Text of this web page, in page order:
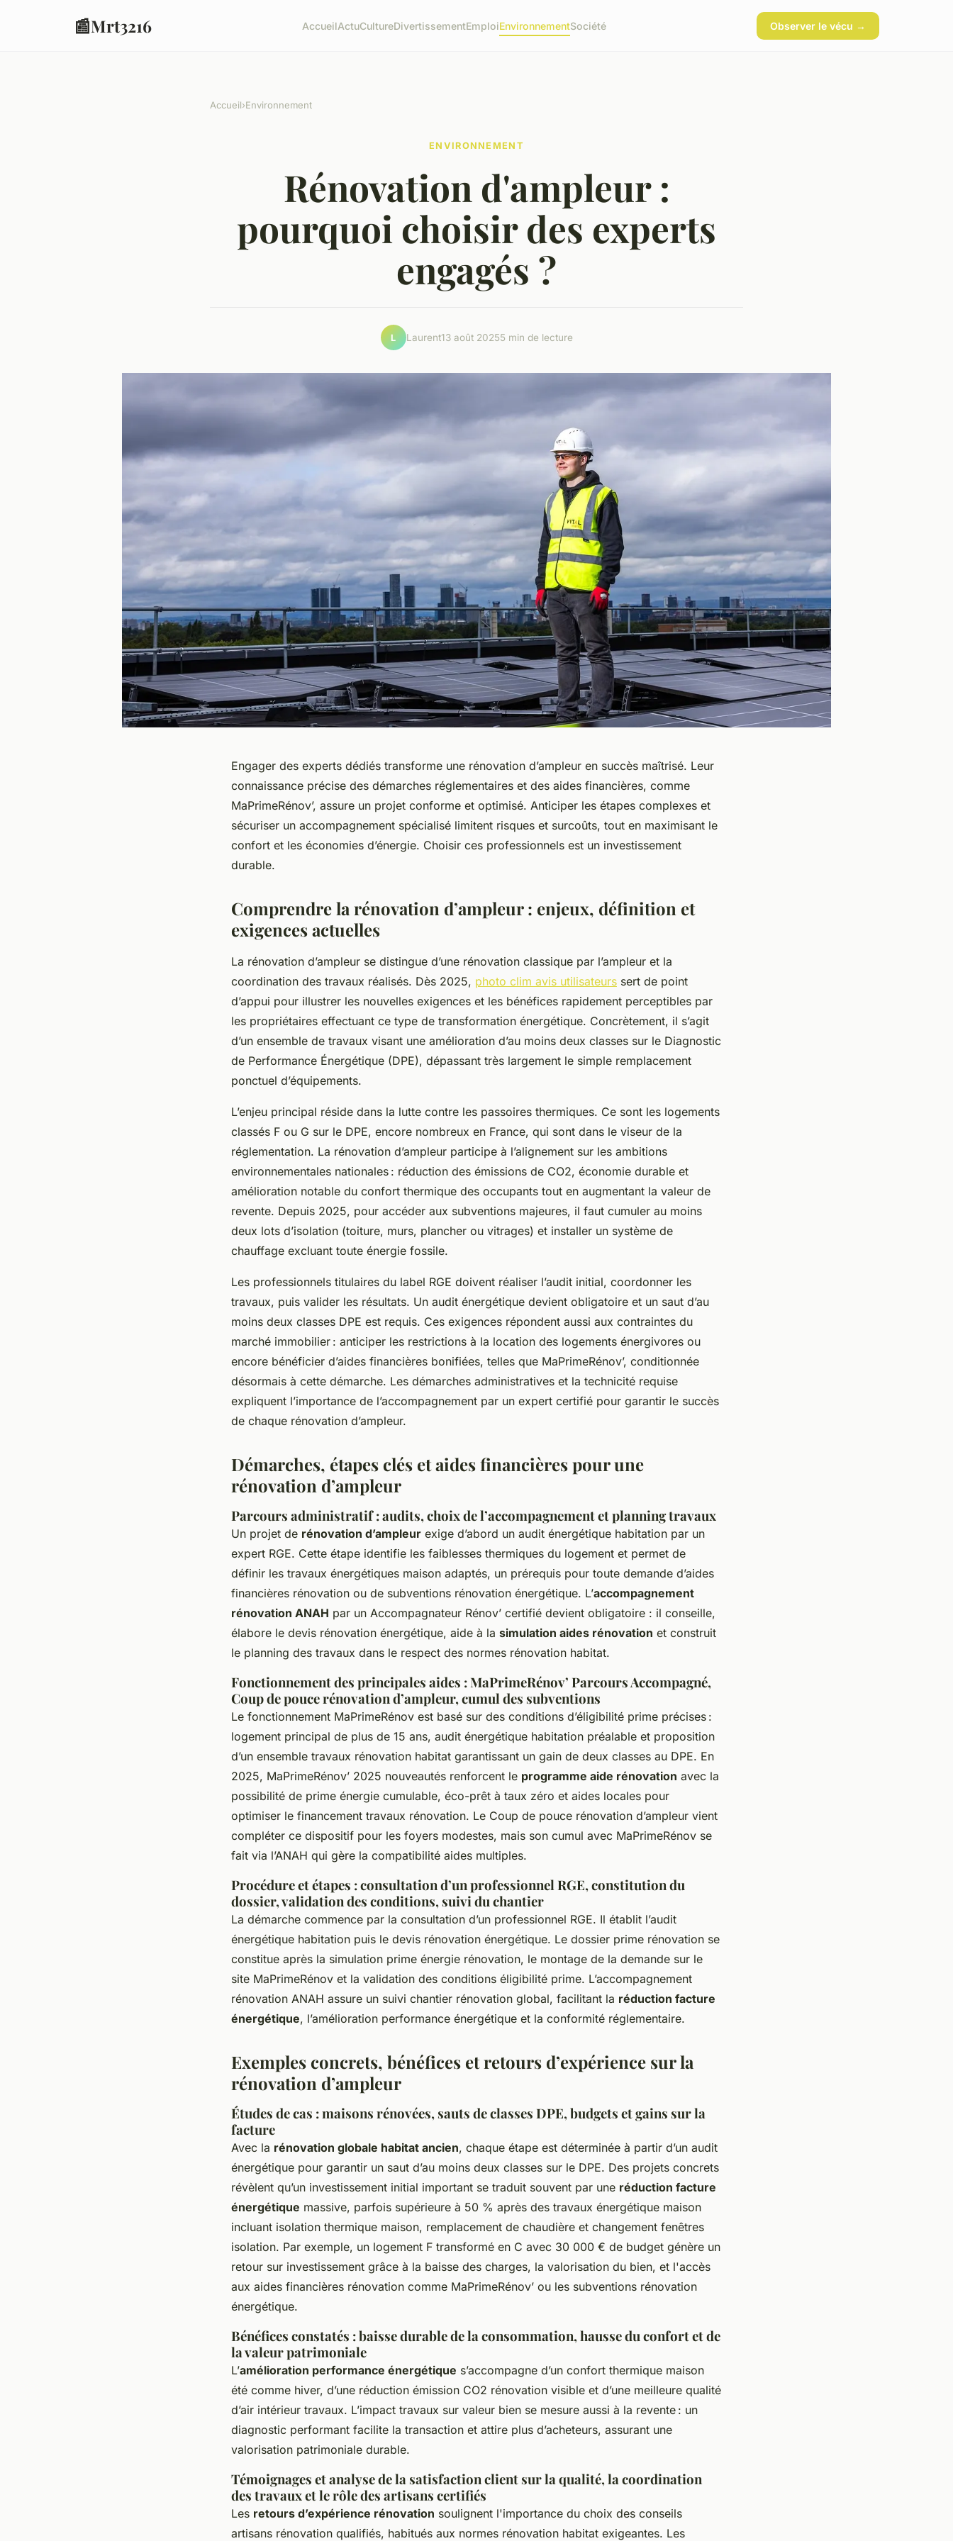
📰Mrt3216 AccueilActuCultureDivertissementEmploiEnvironnementSociété Observer le vécu →
Accueil›Environnement
ENVIRONNEMENT
Rénovation d'ampleur :
pourquoi choisir des experts
engagés ?
L Laurent13 août 20255 min de lecture
Engager des experts dédiés transforme une rénovation d’ampleur en succès maîtrisé. Leur
connaissance précise des démarches réglementaires et des aides financières, comme
MaPrimeRénov’, assure un projet conforme et optimisé. Anticiper les étapes complexes et
sécuriser un accompagnement spécialisé limitent risques et surcoûts, tout en maximisant le
confort et les économies d’énergie. Choisir ces professionnels est un investissement
durable.
Comprendre la rénovation d’ampleur : enjeux, définition et
exigences actuelles
La rénovation d’ampleur se distingue d’une rénovation classique par l’ampleur et la
coordination des travaux réalisés. Dès 2025, photo clim avis utilisateurs sert de point
d’appui pour illustrer les nouvelles exigences et les bénéfices rapidement perceptibles par
les propriétaires effectuant ce type de transformation énergétique. Concrètement, il s’agit
d’un ensemble de travaux visant une amélioration d’au moins deux classes sur le Diagnostic
de Performance Énergétique (DPE), dépassant très largement le simple remplacement
ponctuel d’équipements.
L’enjeu principal réside dans la lutte contre les passoires thermiques. Ce sont les logements
classés F ou G sur le DPE, encore nombreux en France, qui sont dans le viseur de la
réglementation. La rénovation d’ampleur participe à l’alignement sur les ambitions
environnementales nationales : réduction des émissions de CO2, économie durable et
amélioration notable du confort thermique des occupants tout en augmentant la valeur de
revente. Depuis 2025, pour accéder aux subventions majeures, il faut cumuler au moins
deux lots d’isolation (toiture, murs, plancher ou vitrages) et installer un système de
chauffage excluant toute énergie fossile.
Les professionnels titulaires du label RGE doivent réaliser l’audit initial, coordonner les
travaux, puis valider les résultats. Un audit énergétique devient obligatoire et un saut d’au
moins deux classes DPE est requis. Ces exigences répondent aussi aux contraintes du
marché immobilier : anticiper les restrictions à la location des logements énergivores ou
encore bénéficier d’aides financières bonifiées, telles que MaPrimeRénov’, conditionnée
désormais à cette démarche. Les démarches administratives et la technicité requise
expliquent l’importance de l’accompagnement par un expert certifié pour garantir le succès
de chaque rénovation d’ampleur.
Démarches, étapes clés et aides financières pour une
rénovation d’ampleur
Parcours administratif : audits, choix de l’accompagnement et planning travaux
Un projet de rénovation d’ampleur exige d’abord un audit énergétique habitation par un
expert RGE. Cette étape identifie les faiblesses thermiques du logement et permet de
définir les travaux énergétiques maison adaptés, un prérequis pour toute demande d’aides
financières rénovation ou de subventions rénovation énergétique. L’accompagnement
rénovation ANAH par un Accompagnateur Rénov’ certifié devient obligatoire : il conseille,
élabore le devis rénovation énergétique, aide à la simulation aides rénovation et construit
le planning des travaux dans le respect des normes rénovation habitat.
Fonctionnement des principales aides : MaPrimeRénov’ Parcours Accompagné,
Coup de pouce rénovation d’ampleur, cumul des subventions
Le fonctionnement MaPrimeRénov est basé sur des conditions d’éligibilité prime précises :
logement principal de plus de 15 ans, audit énergétique habitation préalable et proposition
d’un ensemble travaux rénovation habitat garantissant un gain de deux classes au DPE. En
2025, MaPrimeRénov’ 2025 nouveautés renforcent le programme aide rénovation avec la
possibilité de prime énergie cumulable, éco-prêt à taux zéro et aides locales pour
optimiser le financement travaux rénovation. Le Coup de pouce rénovation d’ampleur vient
compléter ce dispositif pour les foyers modestes, mais son cumul avec MaPrimeRénov se
fait via l’ANAH qui gère la compatibilité aides multiples.
Procédure et étapes : consultation d’un professionnel RGE, constitution du
dossier, validation des conditions, suivi du chantier
La démarche commence par la consultation d’un professionnel RGE. Il établit l’audit
énergétique habitation puis le devis rénovation énergétique. Le dossier prime rénovation se
constitue après la simulation prime énergie rénovation, le montage de la demande sur le
site MaPrimeRénov et la validation des conditions éligibilité prime. L’accompagnement
rénovation ANAH assure un suivi chantier rénovation global, facilitant la réduction facture
énergétique, l’amélioration performance énergétique et la conformité réglementaire.
Exemples concrets, bénéfices et retours d’expérience sur la
rénovation d’ampleur
Études de cas : maisons rénovées, sauts de classes DPE, budgets et gains sur la
facture
Avec la rénovation globale habitat ancien, chaque étape est déterminée à partir d’un audit
énergétique pour garantir un saut d’au moins deux classes sur le DPE. Des projets concrets
révèlent qu’un investissement initial important se traduit souvent par une réduction facture
énergétique massive, parfois supérieure à 50 % après des travaux énergétique maison
incluant isolation thermique maison, remplacement de chaudière et changement fenêtres
isolation. Par exemple, un logement F transformé en C avec 30 000 € de budget génère un
retour sur investissement grâce à la baisse des charges, la valorisation du bien, et l'accès
aux aides financières rénovation comme MaPrimeRénov’ ou les subventions rénovation
énergétique.
Bénéfices constatés : baisse durable de la consommation, hausse du confort et de
la valeur patrimoniale
L’amélioration performance énergétique s’accompagne d’un confort thermique maison
été comme hiver, d’une réduction émission CO2 rénovation visible et d’une meilleure qualité
d’air intérieur travaux. L’impact travaux sur valeur bien se mesure aussi à la revente : un
diagnostic performant facilite la transaction et attire plus d’acheteurs, assurant une
valorisation patrimoniale durable.
Témoignages et analyse de la satisfaction client sur la qualité, la coordination
des travaux et le rôle des artisans certifiés
Les retours d’expérience rénovation soulignent l'importance du choix des conseils
artisans rénovation qualifiés, habitués aux normes rénovation habitat exigeantes. Les